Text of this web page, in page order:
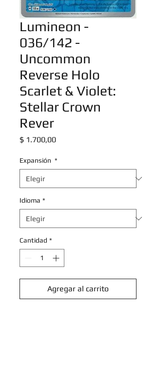
Lumineon -
036/142 -
Uncommon
Reverse Holo
Scarlet & Violet:
Stellar Crown
Rever
$ 1.700,00Precio
Expansión *
Idioma *
Cantidad *
Agregar al carrito